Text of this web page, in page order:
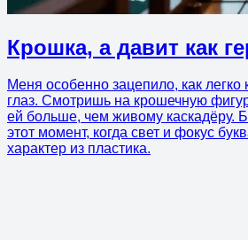
Крошка, а давит как
Меня особенно зацепило, как
глаз. Смотришь на крошечную
ей больше, чем живому каскадёру.
этот момент, когда свет и фокус
характер из пластика.